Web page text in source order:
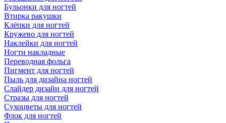
Бульонки для ногтей
Втирка ракушки
Клёпки для ногтей
Кружево для ногтей
Наклейки для ногтей
Ногти накладные
Переводная фольга
Пигмент для ногтей
Пыль для дизайна ногтей
Слайдер дизайн для ногтей
Стразы для ногтей
Сухоцветы для ногтей
Флок для ногтей